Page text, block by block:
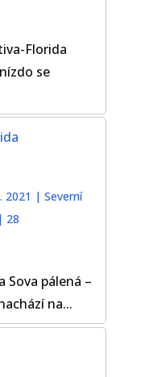
Florida
se
2021 |Severní
| 28
Sova pálená –
na...